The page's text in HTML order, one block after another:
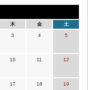
木 金 土
3 4 5
10 11 12
17 18 19